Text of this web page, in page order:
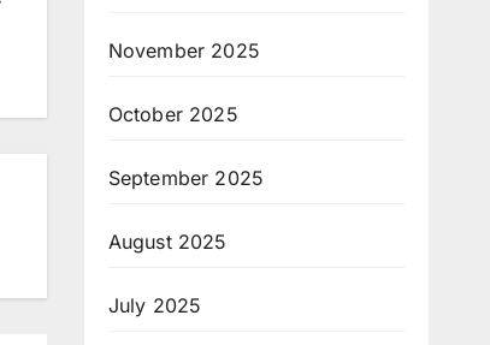
November 2025
October 2025
September 2025
August 2025
July 2025